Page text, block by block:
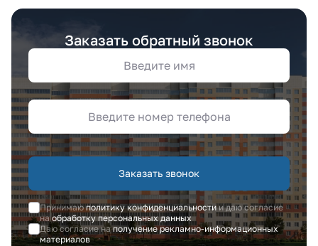
Заказать обратный звонок
Заказать звонок
Принимаюполитику конфиденциальностии даю согласие
наобработку персональных данных
Даю согласие наполучение рекламно-информационных
материалов